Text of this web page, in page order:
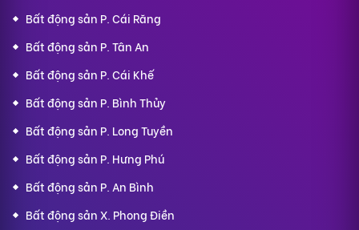
Bất động sản P. Cái Răng
Bất động sản P. Tân An
Bất động sản P. Cái Khế
Bất động sản P. Bình Thủy
Bất động sản P. Long Tuyền
Bất động sản P. Hưng Phú
Bất động sản P. An Bình
Bất động sản X. Phong Điền